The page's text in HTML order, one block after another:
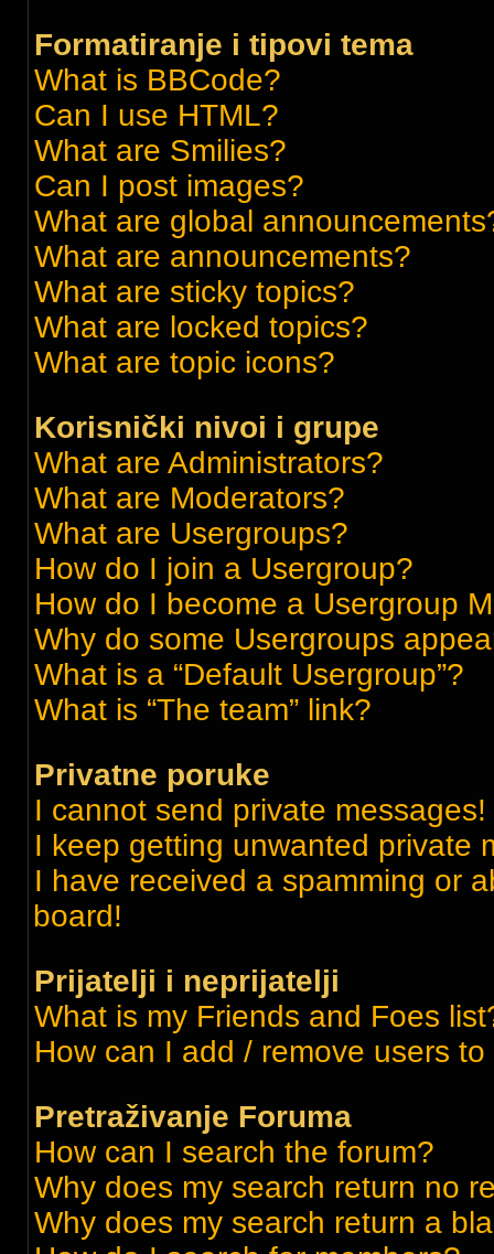
Formatiranje i tipovi tema
What is BBCode?
Can I use HTML?
What are Smilies?
Can I post images?
What are global
What are announcements?
What are sticky topics?
What are locked topics?
What are topic icons?
Korisnički nivoi i grupe
What are Administrators?
What are Moderators?
What are Usergroups?
How do I join a Usergroup?
How do I become a Usergroup
Why do some Usergroups
What is a “Default Usergroup”?
What is “The team” link?
Privatne poruke
I cannot send private messages!
I keep getting unwanted private
I have received a spamming or
board!
Prijatelji i neprijatelji
What is my Friends and Foes
How can I add / remove users
Pretraživanje Foruma
How can I search the forum?
Why does my search return no
Why does my search return a